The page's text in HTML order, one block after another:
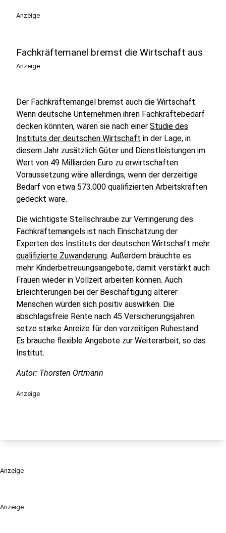
Anzeige
Anzeige
Fachkräftemanel bremst die Wirtschaft aus
Anzeige
Der Fachkräftemangel bremst auch die Wirtschaft.
Wenn deutsche Unternehmen ihren Fachkräftebedarf
decken könnten, wären sie nach einer Studie des
Instituts der deutschen Wirtschaft in der Lage, in
diesem Jahr zusätzlich Güter und Dienstleistungen im
Wert von 49 Milliarden Euro zu erwirtschaften.
Voraussetzung wäre allerdings, wenn der derzeitige
Bedarf von etwa 573.000 qualifizierten Arbeitskräften
gedeckt wäre.
Die wichtigste Stellschraube zur Verringerung des
Fachkräftemangels ist nach Einschätzung der
Experten des Instituts der deutschen Wirtschaft mehr
qualifizierte Zuwanderung. Außerdem bräuchte es
mehr Kinderbetreuungsangebote, damit verstärkt auch
Frauen wieder in Vollzeit arbeiten können. Auch
Erleichterungen bei der Beschäftigung älterer
Menschen würden sich positiv auswirken. Die
abschlagsfreie Rente nach 45 Versicherungsjahren
setze starke Anreize für den vorzeitigen Ruhestand.
Es brauche flexible Angebote zur Weiterarbeit, so das
Institut.
Autor: Thorsten Ortmann
Anzeige
Anzeige